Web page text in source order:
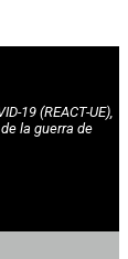
19 (REACT-UE),
la guerra de